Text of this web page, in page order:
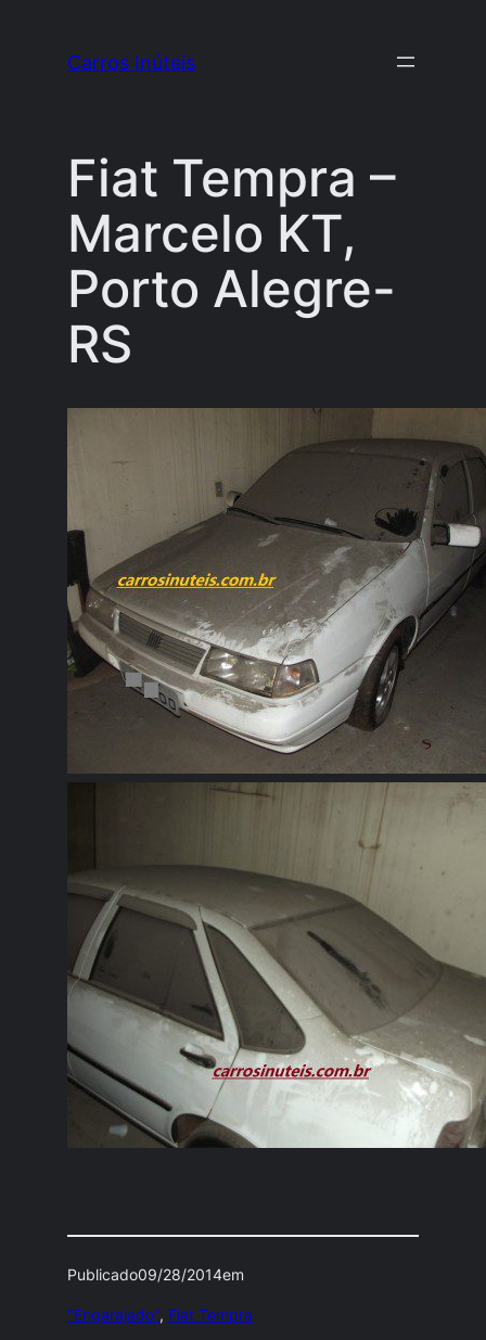
Carros Inúteis
Fiat Tempra –
Marcelo KT,
Porto Alegre-
RS
Publicado09/28/2014em
"Engarajado", Fiat Tempra